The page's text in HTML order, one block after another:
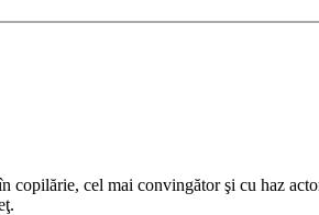
cel mai convingător şi cu haz